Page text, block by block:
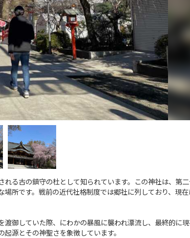
る古の鎮守の杜として知られています。この神社は、第
所です。戦前の近代社格制度では郷社に列しており、現
御していた際、にわかの暴風に襲われ漂流し、最終的に
源とその神聖さを象徴しています。